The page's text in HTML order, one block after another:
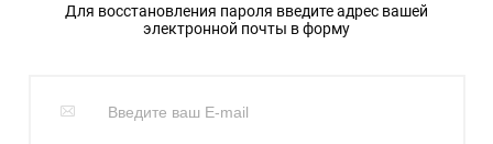
Для восстановления пароля введите адрес вашей
электронной почты в форму